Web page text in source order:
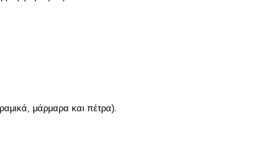
μάρμαρα και πέτρα).